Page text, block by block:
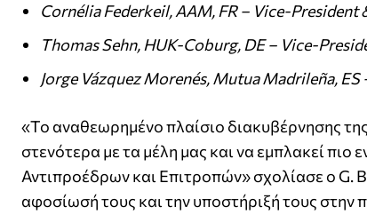
Cornélia Federkeil, AAM, FR – Vice-
Thomas Sehn, HUK-Coburg, DE – Vice-
Jorge Vázquez Morenés, Mutua Madrileña,
«Το αναθεωρημένο πλαίσιο διακυβέρνησης
στενότερα με τα μέλη μας και να εμπλακεί
Αντιπροέδρων και Επιτροπών» σχολίασε ο G.
αφοσίωσή τους και την υποστήριξή τους